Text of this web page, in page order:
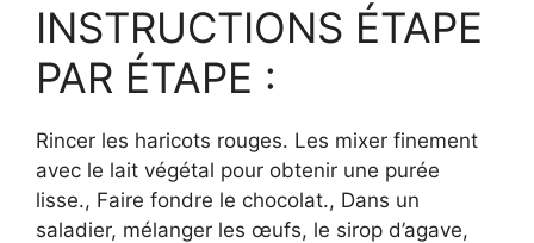
INSTRUCTIONS ÉTAPE
PAR ÉTAPE :
Rincer les haricots rouges. Les mixer finement
avec le lait végétal pour obtenir une purée
lisse., Faire fondre le chocolat., Dans un
saladier, mélanger les œufs, le sirop d’agave,